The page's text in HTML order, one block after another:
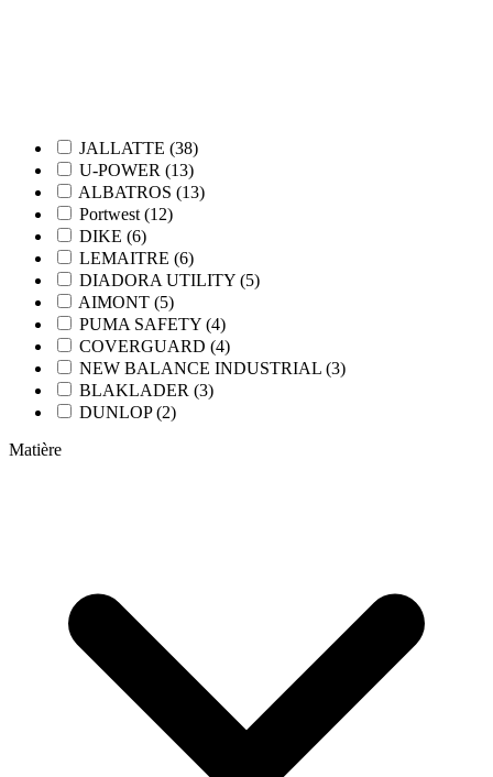
JALLATTE (38)
U-POWER (13)
ALBATROS (13)
Portwest (12)
DIKE (6)
LEMAITRE (6)
DIADORA UTILITY (5)
AIMONT (5)
PUMA SAFETY (4)
COVERGUARD (4)
NEW BALANCE INDUSTRIAL (3)
BLAKLADER (3)
DUNLOP (2)
Matière